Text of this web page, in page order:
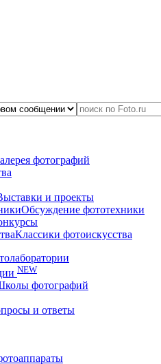
фотографий
и проекты
Обсуждение фототехники
Классики фотоискусства
NEW
фотографий
и ответы